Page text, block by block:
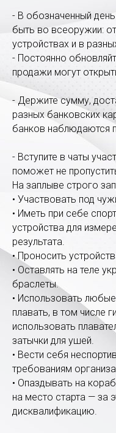
- В обозначенный
быть во всеоружии:
устройствах и в
- Постоянно
продажи могут
- Держите сумму,
разных банковских
банков наблюдаются
- Вступите в чаты
поможет не
На заплыве строго
• Участвовать под
• Иметь при себе
устройства для
результата.
• Проносить
• Оставлять на теле
браслеты.
• Использовать
плавать, в том
использовать
затычки для ушей.
• Вести себя
требованиям
• Опаздывать на
на место старта — за
дисквалификацию.